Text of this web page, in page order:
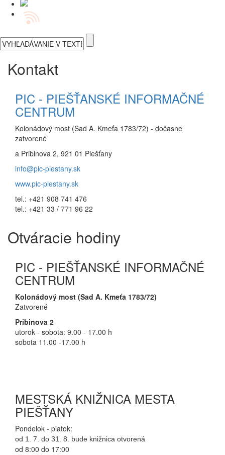
Kontakt
PIC - PIEŠŤANSKÉ INFORMAČNÉ
CENTRUM
Kolonádový most (Sad A. Kmeťa 1783/72) - dočasne
zatvorené
a Pribinova 2, 921 01 Piešťany
info@pic-piestany.sk
www.pic-piestany.sk
tel.: +421 908 741 476
tel.: +421 33 / 771 96 22
Otváracie hodiny
PIC - PIEŠŤANSKÉ INFORMAČNÉ
CENTRUM
Kolonádový most (Sad A. Kmeťa 1783/72)
Zatvorené
Pribinova 2
utorok - sobota: 9.00 - 17.00 h
sobota 11.00 -17.00 h
MESTSKÁ KNIŽNICA MESTA
PIEŠŤANY
Pondelok - piatok:
od 1. 7. do 31. 8. bude knižnica otvorená
od 8:00 do 17:00